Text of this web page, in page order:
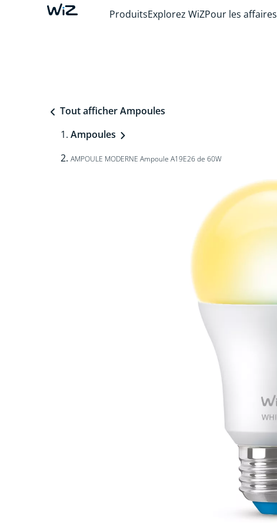
ProduitsExplorez WiZPour les affaires
Tout afficher Ampoules
Ampoules
AMPOULE MODERNE Ampoule A19E26 de 60W